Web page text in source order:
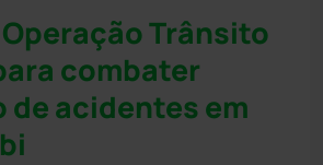
Operação Trânsito
combater
de acidentes em